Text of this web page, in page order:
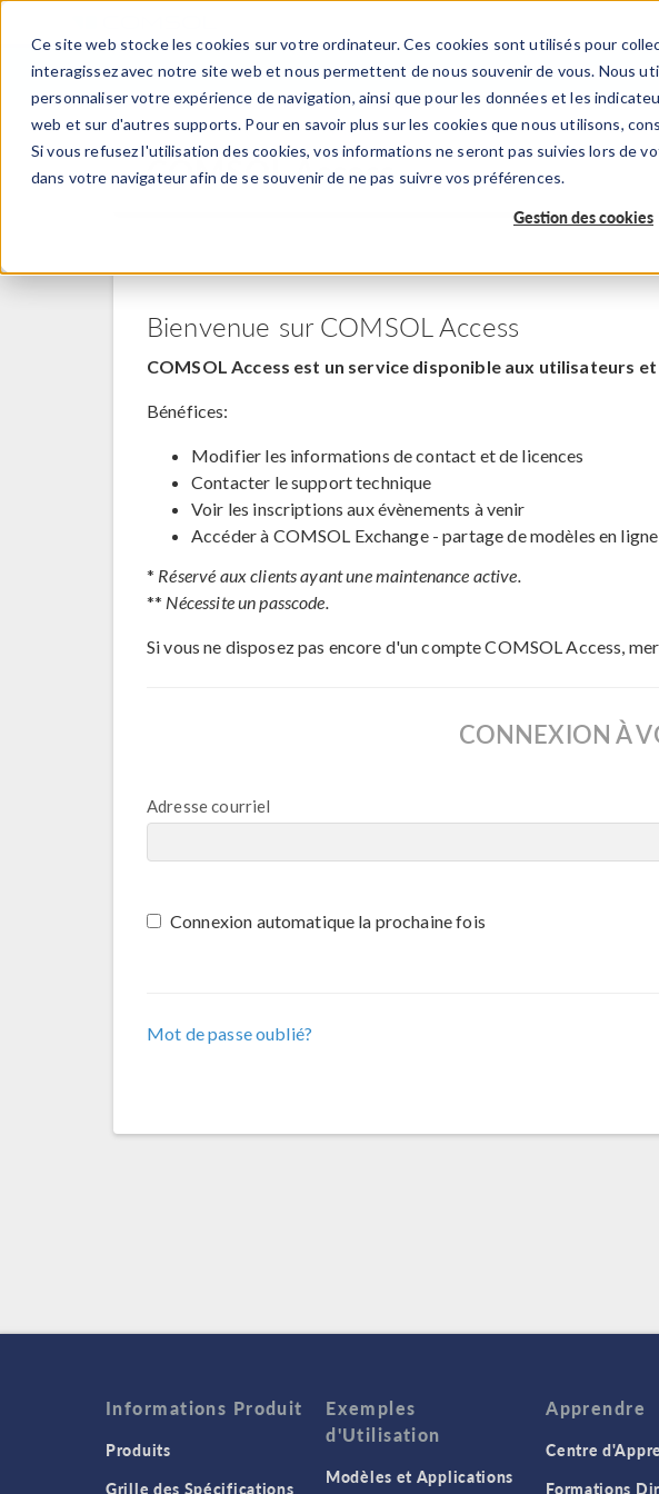
Ce site web stocke les cookies sur votre ordinateur. Ces cookies sont utilisés pour
interagissez avec notre site web et nous permettent de nous souvenir de vous. Nous
personnaliser votre expérience de navigation, ainsi que pour les données et les
web et sur d'autres supports. Pour en savoir plus sur les cookies que nous utilisons,
Si vous refusez l'utilisation des cookies, vos informations ne seront pas suivies lors de
dans votre navigateur afin de se souvenir de ne pas suivre vos préférences.
Gestion des cookies
PRODUITS
COMSOL Access
Bienvenue sur COMSOL Access
COMSOL Access est un service disponible aux utilisateurs
Bénéfices:
Modifier les informations de contact et de licences
Contacter le support technique
Voir les inscriptions aux évènements à venir
Accéder à COMSOL Exchange - partage de modèles en ligne
* Réservé aux clients ayant une maintenance active.
** Nécessite un passcode.
Si vous ne disposez pas encore d'un compte COMSOL Access,
CONNEXION À
Adresse courriel
Connexion automatique la prochaine fois
Mot de passe oublié?
Informations Produit
Produits
Grille des Spécifications
Exemples
d'Utilisation
Modèles et Applications
Apprendre
Centre
Formations